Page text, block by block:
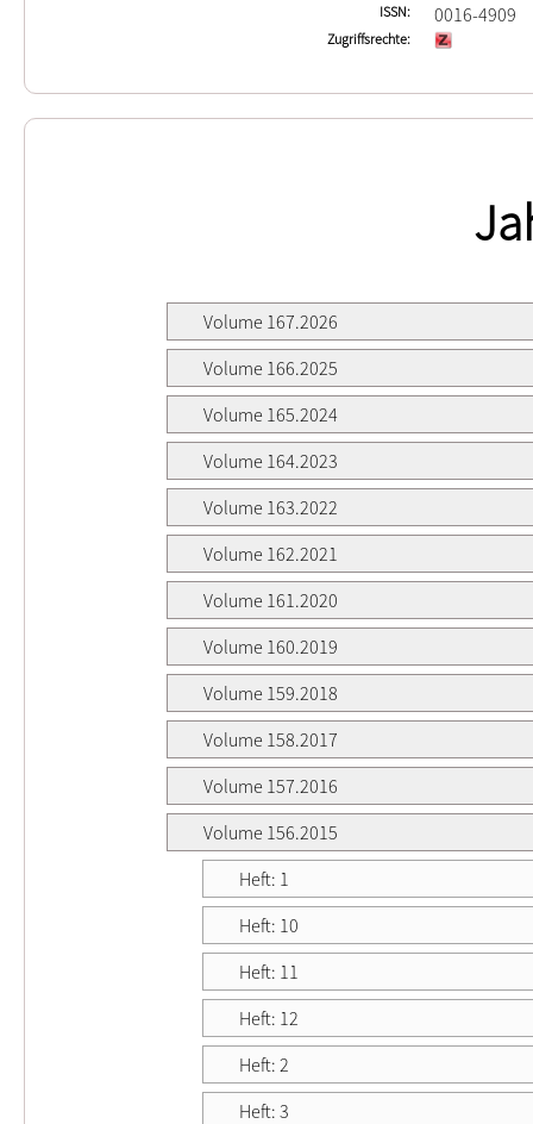
ISSN 0016-4909
Zugriffsrechte
Volume 167.2026
Volume 166.2025
Volume 165.2024
Volume 164.2023
Volume 163.2022
Volume 162.2021
Volume 161.2020
Volume 160.2019
Volume 159.2018
Volume 158.2017
Volume 157.2016
Volume 156.2015
Heft: 1
Heft: 10
Heft: 11
Heft: 12
Heft: 2
Heft: 3